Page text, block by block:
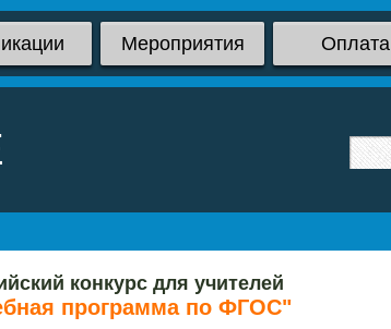
Мероприятия Оплата
конкурс для учителей
программа по ФГОС"